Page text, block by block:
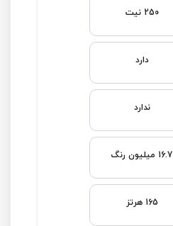
250 نیت
دارد
ندارد
16.7 میلیون رنگ
165 هرتز